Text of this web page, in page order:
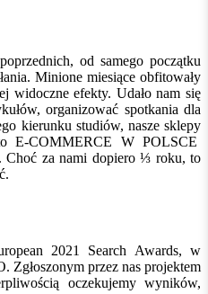
od samego początku
Minione miesiące obfitowały
widoczne efekty. Udało nam się
organizować spotkania dla
kierunku studiów, nasze sklepy
E-COMMERCE W POLSCE
Choć za nami dopiero ⅓ roku, to
2021 Search Awards, w
Zgłoszonym przez nas projektem
oczekujemy wyników,